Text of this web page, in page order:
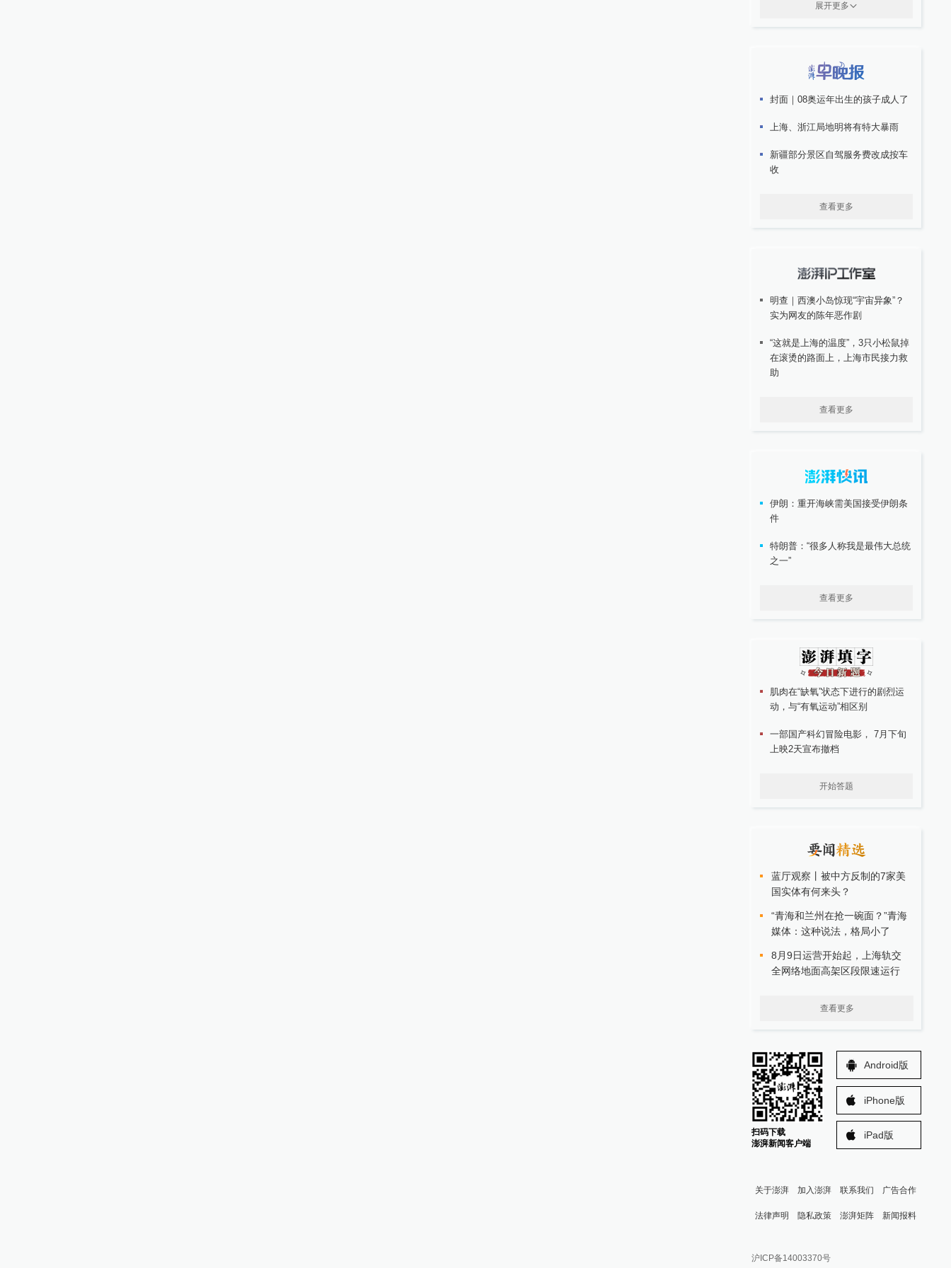
展开更多
封面｜08奥运年出生的孩子成人了
上海、浙江局地明将有特大暴雨
新疆部分景区自驾服务费改成按车
收
查看更多
明查｜西澳小岛惊现“宇宙异象”？
实为网友的陈年恶作剧
“这就是上海的温度”，3只小松鼠掉
在滚烫的路面上，上海市民接力救
助
查看更多
伊朗：重开海峡需美国接受伊朗条
件
特朗普：“很多人称我是最伟大总统
之一”
查看更多
肌肉在“缺氧”状态下进行的剧烈运
动，与“有氧运动”相区别
一部国产科幻冒险电影， 7月下旬
上映2天宣布撤档
开始答题
蓝厅观察丨被中方反制的7家美
国实体有何来头？
“青海和兰州在抢一碗面？”青海
媒体：这种说法，格局小了
8月9日运营开始起，上海轨交
全网络地面高架区段限速运行
查看更多
扫码下载
澎湃新闻客户端
Android版
iPhone版
iPad版
关于澎湃 加入澎湃 联系我们 广告合作
法律声明 隐私政策 澎湃矩阵
澎湃新闻公众号
新闻报料
报料邮箱: news@thepaper.cn
沪ICP备14003370号